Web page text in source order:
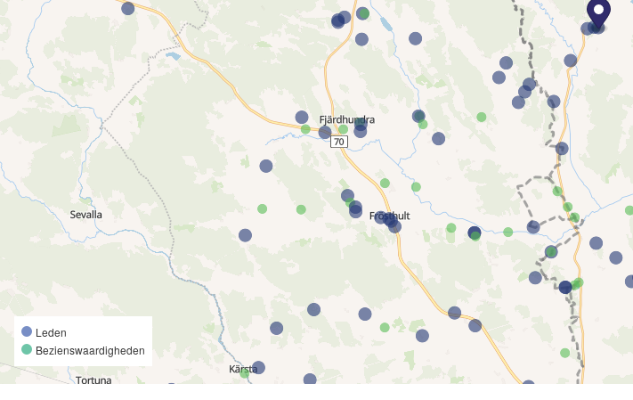
Leden
Bezienswaardigheden